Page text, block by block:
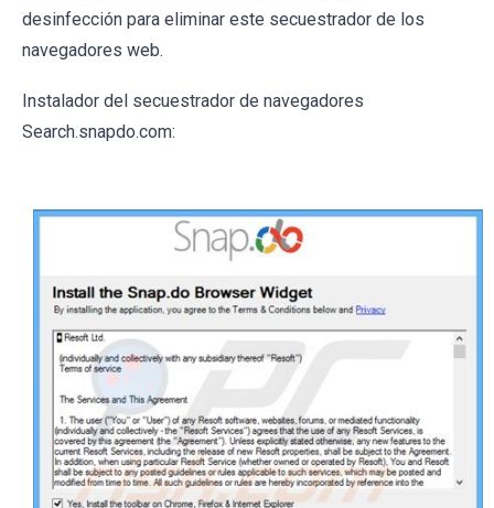
desinfección para eliminar este secuestrador de los
navegadores web.
Instalador del secuestrador de navegadores
Search.snapdo.com: